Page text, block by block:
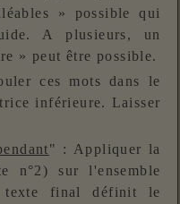
» possible qui
A plusieurs, un
» peut être possible.
ces mots dans le
inférieure. Laisser
" : Appliquer la
n°2) sur l'ensemble
texte final définit le